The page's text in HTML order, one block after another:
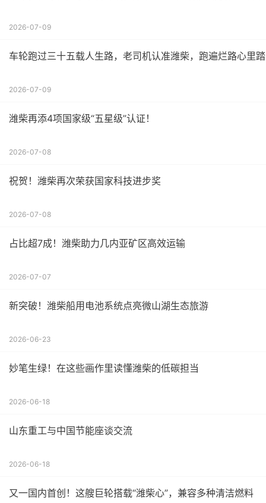
2026-07-09
车轮跑过三十五载人生路，老司机认准潍柴，跑遍烂路心里
2026-07-09
潍柴再添4项国家级“五星级”认证！
2026-07-08
祝贺！潍柴再次荣获国家科技进步奖
2026-07-08
占比超7成！潍柴助力几内亚矿区高效运输
2026-07-07
新突破！潍柴船用电池系统点亮微山湖生态旅游
2026-06-23
妙笔生绿！在这些画作里读懂潍柴的低碳担当
2026-06-18
山东重工与中国节能座谈交流
2026-06-18
又一国内首创！这艘巨轮搭载“潍柴心”，兼容多种清洁燃料